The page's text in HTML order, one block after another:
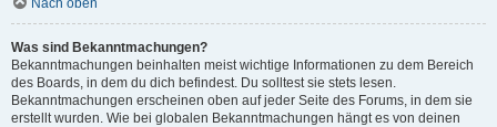
Nach oben
Was sind Bekanntmachungen?
Bekanntmachungen beinhalten meist wichtige Informationen zu dem Bereich
des Boards, in dem du dich befindest. Du solltest sie stets lesen.
Bekanntmachungen erscheinen oben auf jeder Seite des Forums, in dem sie
erstellt wurden. Wie bei globalen Bekanntmachungen hängt es von deinen